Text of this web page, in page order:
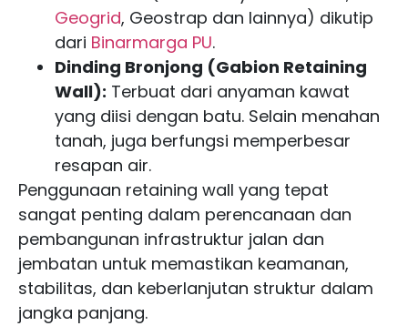
Geogrid, Geostrap dan lainnya) dikutip
dari Binarmarga PU.
Dinding Bronjong (Gabion Retaining
Wall): Terbuat dari anyaman kawat
yang diisi dengan batu. Selain menahan
tanah, juga berfungsi memperbesar
resapan air.
Penggunaan retaining wall yang tepat
sangat penting dalam perencanaan dan
pembangunan infrastruktur jalan dan
jembatan untuk memastikan keamanan,
stabilitas, dan keberlanjutan struktur dalam
jangka panjang.